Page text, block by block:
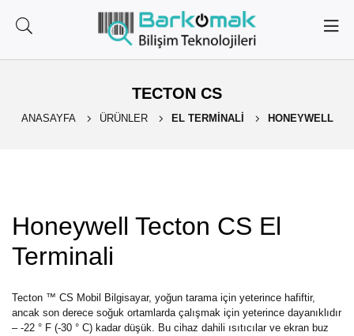
TECTON CS
ANASAYFA ÜRÜNLER EL TERMINALI HONEYWELL
Honeywell Tecton CS El
Terminali
Tecton ™ CS Mobil Bilgisayar, yoğun tarama için yeterince hafiftir,
ancak son derece soğuk ortamlarda çalışmak için yeterince dayanıklıdır
– -22 ° F (-30 ° C) kadar düşük. Bu cihaz dahili ısıtıcılar ve ekran buz